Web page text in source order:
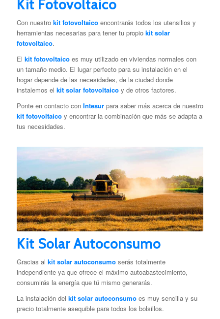
Kit Fotovoltaico
Con nuestro kit fotovoltaicoencontrarás todos los utensilios y
herramientas necesarias para tener tu propio kit solar
fotovoltaico.
El kit fotovoltaicoes muy utilizado en viviendas normales con
un tamaño medio. El lugar perfecto para su instalación en el
hogar depende de las necesidades, de la ciudad donde
instalemos el kit solar fotovoltaicoy de otros factores.
Ponte en contacto conIntesurpara saber más acerca de nuestro
kit fotovoltaicoy encontrar la combinación que más se adapta a
tus necesidades.
Kit Solar Autoconsumo
Gracias al kit solar autoconsumoserás totalmente
independiente ya que ofrece el máximo autoabastecimiento,
consumirás la energía que tú mismo generarás.
La instalación del kit solar autoconsumoes muy sencilla y su
precio totalmente asequible para todos los bolsillos.